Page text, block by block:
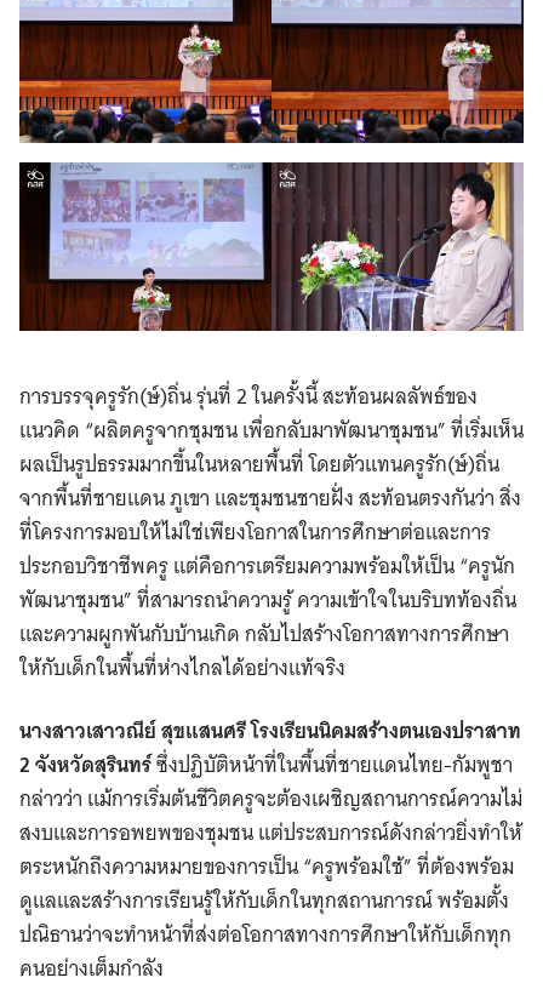
การบรรจุครูรัก(ษ์)ถิ่น รุ่นที่ 2 ในครั้งนี้ สะท้อนผลลัพธ์ของ
แนวคิด “ผลิตครูจากชุมชน เพื่อกลับมาพัฒนาชุมชน” ที่เริ่มเห็น
ผลเป็นรูปธรรมมากขึ้นในหลายพื้นที่ โดยตัวแทนครูรัก(ษ์)ถิ่น
จากพื้นที่ชายแดน ภูเขา และชุมชนชายฝั่ง สะท้อนตรงกันว่า สิ่ง
ที่โครงการมอบให้ไม่ใช่เพียงโอกาสในการศึกษาต่อและการ
ประกอบวิชาชีพครู แต่คือการเตรียมความพร้อมให้เป็น “ครูนัก
พัฒนาชุมชน” ที่สามารถนำความรู้ ความเข้าใจในบริบทท้องถิ่น
และความผูกพันกับบ้านเกิด กลับไปสร้างโอกาสทางการศึกษา
ให้กับเด็กในพื้นที่ห่างไกลได้อย่างแท้จริง
นางสาวเสาวณีย์ สุขแสนศรี โรงเรียนนิคมสร้างตนเองปราสาท
2 จังหวัดสุรินทร์ซึ่งปฏิบัติหน้าที่ในพื้นที่ชายแดนไทย-กัมพูชา
กล่าวว่า แม้การเริ่มต้นชีวิตครูจะต้องเผชิญสถานการณ์ความไม่
สงบและการอพยพของชุมชน แต่ประสบการณ์ดังกล่าวยิ่งทำให้
ตระหนักถึงความหมายของการเป็น “ครูพร้อมใช้” ที่ต้องพร้อม
ดูแลและสร้างการเรียนรู้ให้กับเด็กในทุกสถานการณ์ พร้อมตั้ง
ปณิธานว่าจะทำหน้าที่ส่งต่อโอกาสทางการศึกษาให้กับเด็กทุก
คนอย่างเต็มกำลัง